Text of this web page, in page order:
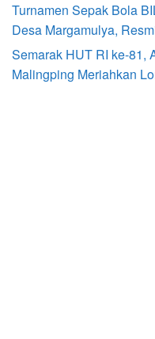
Turnamen Sepak Bola
Desa Margamulya,
Semarak HUT RI ke-81,
Malingping Meriahkan